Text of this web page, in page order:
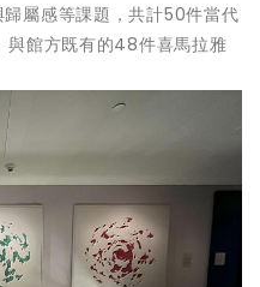
屬感等課題，共計50件當代
與館方既有的48件喜馬拉雅